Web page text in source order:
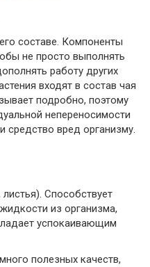
составе. Компоненты
не просто выполнять
работу других
входят в состав чая
подробно, поэтому
непереносимости
средство вред организму.
Способствует
из организма,
успокаивающим
полезных качеств,